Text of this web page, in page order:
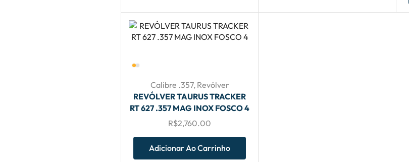
Calibre .357, Revólver
REVÓLVER TAURUS TRACKER
RT 627 .357 MAG INOX FOSCO 4
R$2,760.00
Adicionar Ao Carrinho